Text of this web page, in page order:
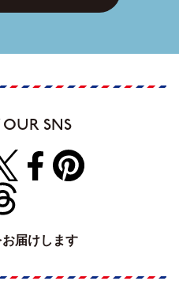
SNS
届けします